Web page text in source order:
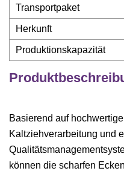
Transportpaket
Herkunft
Produktionskapazität
Basierend auf
Kaltziehverarbeitung und
können die scharfen